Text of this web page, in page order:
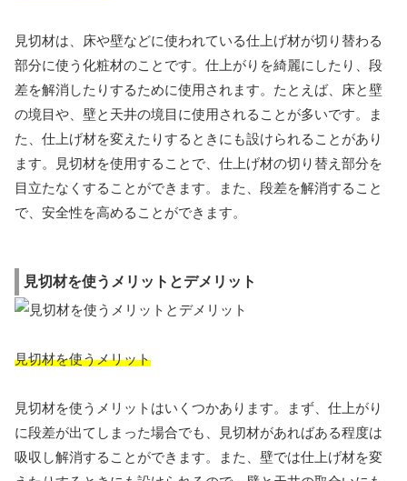
見切材は、床や壁などに使われている仕上げ材が切り替わる
部分に使う化粧材のことです。仕上がりを綺麗にしたり、段
差を解消したりするために使用されます。たとえば、床と壁
の境目や、壁と天井の境目に使用されることが多いです。ま
た、仕上げ材を変えたりするときにも設けられることがあり
ます。見切材を使用することで、仕上げ材の切り替え部分を
目立たなくすることができます。また、段差を解消すること
で、安全性を高めることができます。
見切材を使うメリットとデメリット
見切材を使うメリット
見切材を使うメリットはいくつかあります。まず、仕上がり
に段差が出てしまった場合でも、見切材があればある程度は
吸収し解消することができます。また、壁では仕上げ材を変